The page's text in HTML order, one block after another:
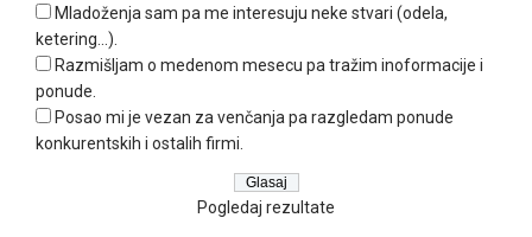
Mladoženja sam pa me interesuju neke stvari (odela,
ketering...).
Razmišljam o medenom mesecu pa tražim inoformacije i
ponude.
Posao mi je vezan za venčanja pa razgledam ponude
konkurentskih i ostalih firmi.
Pogledaj rezultate